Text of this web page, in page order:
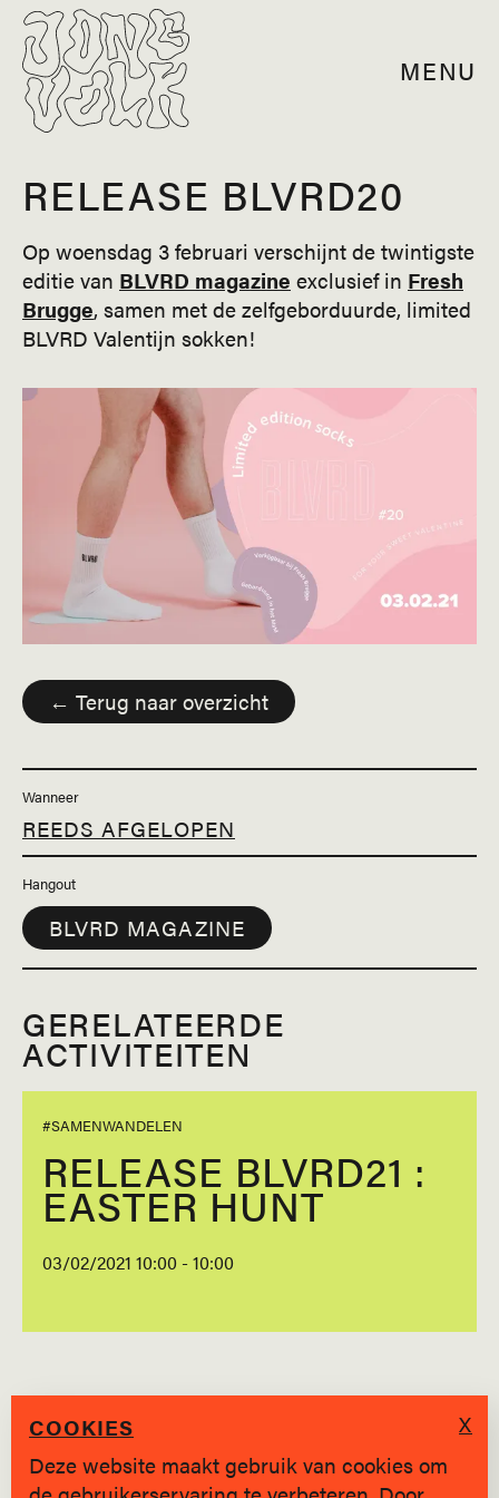
MENU
RELEASE BLVRD20
Op woensdag 3 februari verschijnt de twintigste
editie van BLVRD magazine exclusief in Fresh
Brugge, samen met de zelfgeborduurde, limited
BLVRD Valentijn sokken!
← Terug naar overzicht
Wanneer
REEDS AFGELOPEN
Hangout
BLVRD MAGAZINE
GERELATEERDE
ACTIVITEITEN
#SAMENWANDELEN
RELEASE BLVRD21 :
EASTER HUNT
03/02/2021 10:00 - 10:00
COOKIES
Deze website maakt gebruik van cookies om
X